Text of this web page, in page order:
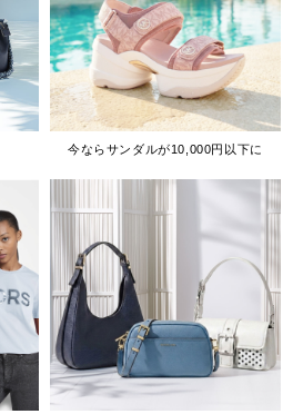
今ならサンダルが10,000円以下に